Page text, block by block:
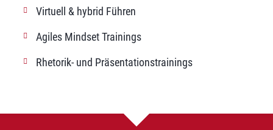
Virtuell & hybrid Führen
Agiles Mindset Trainings
Rhetorik- und Präsentationstrainings